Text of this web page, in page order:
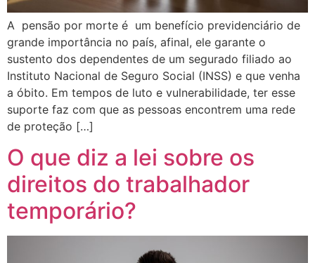
A pensão por morte é um benefício previdenciário de
grande importância no país, afinal, ele garante o
sustento dos dependentes de um segurado filiado ao
Instituto Nacional de Seguro Social (INSS) e que venha
a óbito. Em tempos de luto e vulnerabilidade, ter esse
suporte faz com que as pessoas encontrem uma rede
de proteção […]
O que diz a lei sobre os
direitos do trabalhador
temporário?